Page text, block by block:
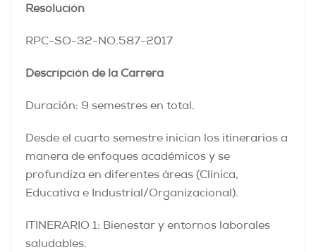
Resolución
RPC-SO-32-NO.587-2017
Descripción de la Carrera
Duración: 9 semestres en total.
Desde el cuarto semestre inician los itinerarios a
manera de enfoques académicos y se
profundiza en diferentes áreas (Clínica,
Educativa e Industrial/Organizacional).
ITINERARIO 1: Bienestar y entornos laborales
saludables.